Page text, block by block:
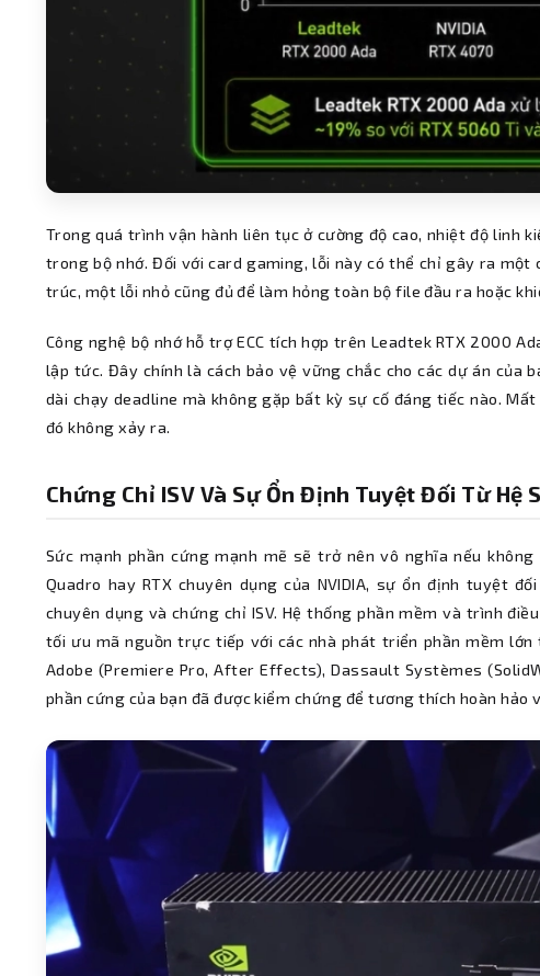
Trong quá trình vận hành liên tục ở cường độ cao, nhiệt độ linh
trong bộ nhớ. Đối với card gaming, lỗi này có thể chỉ gây ra
trúc, một lỗi nhỏ cũng đủ để làm hỏng toàn bộ file đầu ra hoặc
Công nghệ bộ nhớ hỗ trợ ECC tích hợp trên Leadtek RTX 2000
lập tức. Đây chính là cách bảo vệ vững chắc cho các dự án của
dài chạy deadline mà không gặp bất kỳ sự cố đáng tiếc nào.
đó không xảy ra.
Chứng Chỉ ISV Và Sự Ổn Định Tuyệt Đối Từ Hệ
Sức mạnh phần cứng mạnh mẽ sẽ trở nên vô nghĩa nếu
Quadro hay RTX chuyên dụng của NVIDIA, sự ổn định tuyệt
chuyên dụng và chứng chỉ ISV. Hệ thống phần mềm và trình
tối ưu mã nguồn trực tiếp với các nhà phát triển phần mềm lớn
Adobe (Premiere Pro, After Effects), Dassault Systèmes
phần cứng của bạn đã được kiểm chứng để tương thích hoàn hảo